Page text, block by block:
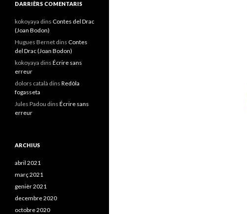
DARRIÈRS COMENTARIS
kokoyaya dins Contes del Drac
(Joan Bodon)
Hugues Bernet dins Contes
del Drac (Joan Bodon)
kokoyaya dins Écrire sans
erreur
dolors català dins Redòla
fogasseta
Jules Padou dins Écrire sans
erreur
ARCHIUS
abril 2021
març 2021
genièr 2021
decembre 2020
octobre 2020